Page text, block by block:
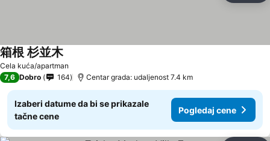
Cela kuća/apartman
箱根 杉並木Pogledaj cene
7,6 Dobro 164 Centar grada: udaljenost 7.4 km
Izaberi datume da bi se prikazale
tačne cene
Pogledaj cene